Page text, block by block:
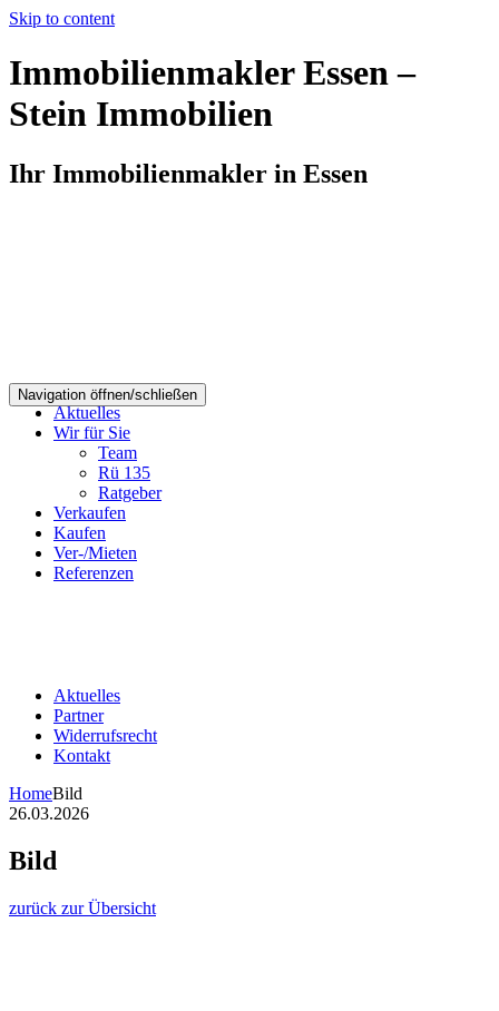
Skip to content
Immobilienmakler Essen –
Stein Immobilien
Ihr Immobilienmakler in Essen
Navigation öffnen/schließen
Aktuelles
Wir für Sie
Team
Rü 135
Ratgeber
Verkaufen
Kaufen
Ver-/Mieten
Referenzen
Aktuelles
Partner
Widerrufsrecht
Kontakt
HomeBild
26.03.2026
Bild
zurück zur Übersicht